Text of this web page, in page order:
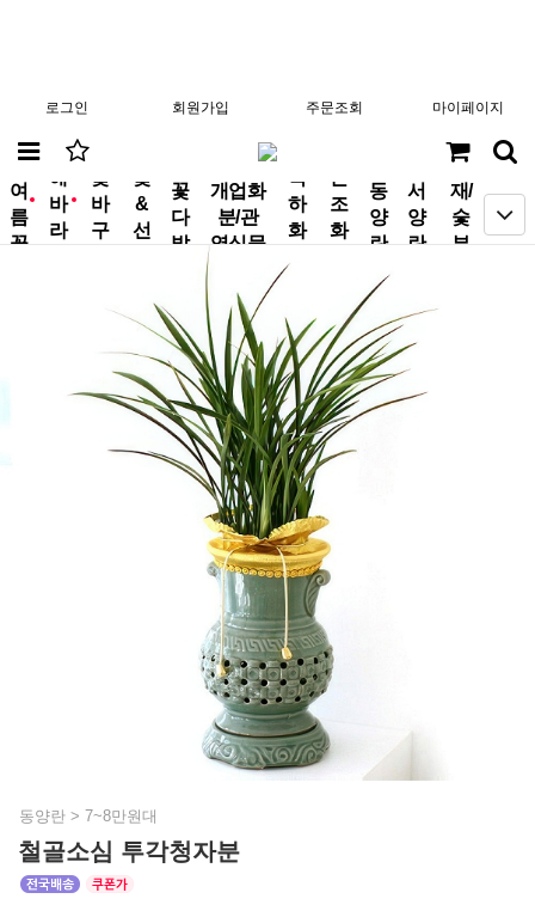
로그인 회원가입 주문조회 마이페이지
new
여
름
꽃
new
해
바
라
꽃
바
구
꽃
&
선
꽃
다
발
개업화
분/관
엽식물
축
하
화
근
조
화
동
양
란
서
양
란
분
재/
숯
부
동양란 > 7~8만원대
철골소심 투각청자분